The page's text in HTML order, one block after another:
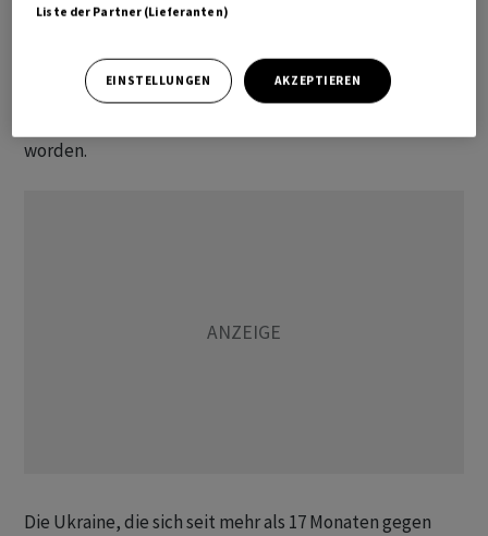
Das Ermittlungskomitee in Moskau leitete wegen des
Terrorismus ein. In der Pressemitteilung der Behörde ist
von 13 Verletzten die Rede. Dazu seien mehrere
worden.
Die Ukraine, die sich seit mehr als 17 Monaten gegen
Liste der Partner (Lieferanten)
EINSTELLUNGEN AKZEPTIEREN